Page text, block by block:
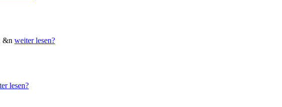
&n weiter lesen?
lesen?